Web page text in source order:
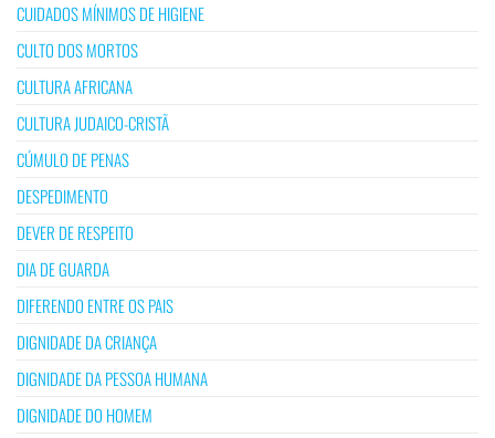
CUIDADOS MÍNIMOS DE HIGIENE
CULTO DOS MORTOS
CULTURA AFRICANA
CULTURA JUDAICO-CRISTÃ
CÚMULO DE PENAS
DESPEDIMENTO
DEVER DE RESPEITO
DIA DE GUARDA
DIFERENDO ENTRE OS PAIS
DIGNIDADE DA CRIANÇA
DIGNIDADE DA PESSOA HUMANA
DIGNIDADE DO HOMEM